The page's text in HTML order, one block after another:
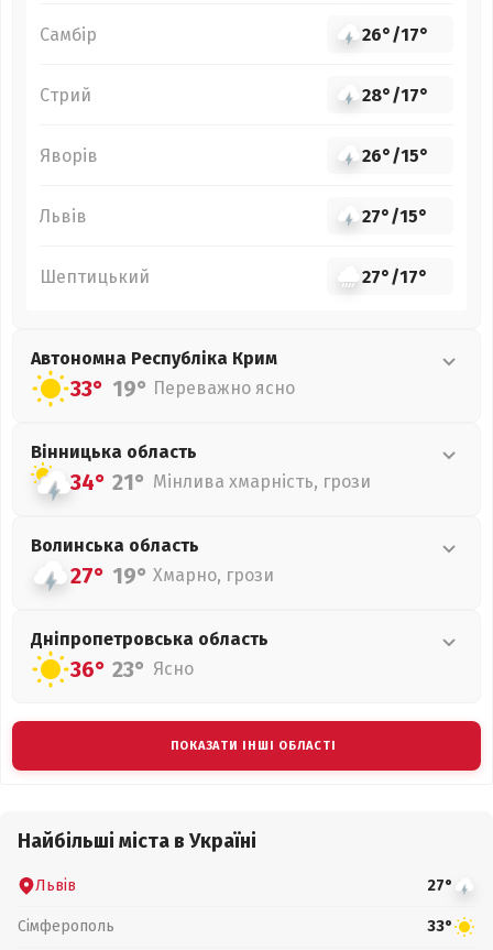
Самбір 26°/17°
Стрий 28°/17°
Яворів 26°/15°
Львів 27°/15°
Шептицький 27°/17°
Автономна Республіка Крим
33° 19° Переважно ясно
Вінницька область
34° 21° Мінлива хмарність, грози
Волинська область
27° 19° Хмарно, грози
Дніпропетровська область
36° 23° Ясно
ПОКАЗАТИ ІНШІ ОБЛАСТІ
Найбільші міста в Україні
Львів 27°
Сімферополь 33°